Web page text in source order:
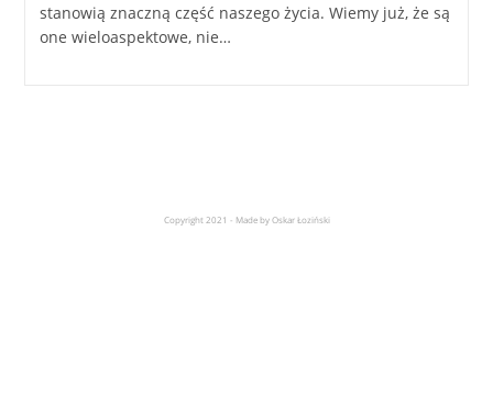
stanowią znaczną część naszego życia. Wiemy już, że są
one wieloaspektowe, nie…
Copyright 2021 - Made by Oskar Łoziński